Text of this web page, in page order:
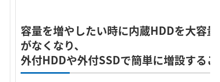
容量を増やしたい時に内蔵HDDを大容
がなくなり、
外付HDDや外付SSDで簡単に増設する